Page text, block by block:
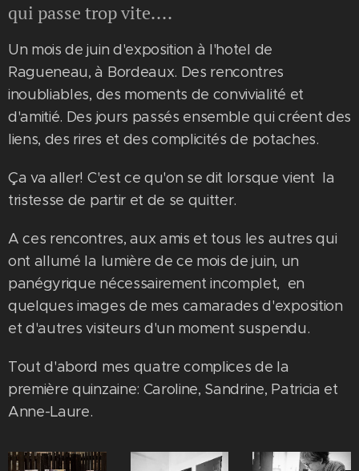
qui passe trop vite....
Un mois de juin d'exposition à l'hotel de
Ragueneau, à Bordeaux. Des rencontres
inoubliables, des moments de convivialité et
d'amitié. Des jours passés ensemble qui créent des
liens, des rires et des complicités de potaches.
Ça va aller! C'est ce qu'on se dit lorsque vient la
tristesse de partir et de se quitter.
A ces rencontres, aux amis et tous les autres qui
ont allumé la lumière de ce mois de juin, un
panégyrique nécessairement incomplet, en
quelques images de mes camarades d'exposition
et d'autres visiteurs d'un moment suspendu.
Tout d'abord mes quatre complices de la
première quinzaine: Caroline, Sandrine, Patricia et
Anne-Laure.